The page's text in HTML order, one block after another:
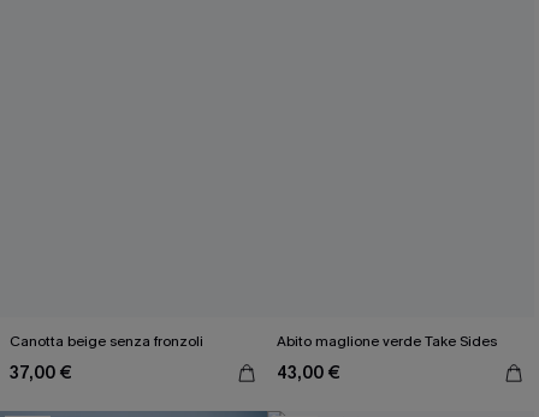
Canotta beige senza fronzoli
37,00 €
Abito maglione verde Take Sides
43,00 €